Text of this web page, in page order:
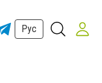
Рус